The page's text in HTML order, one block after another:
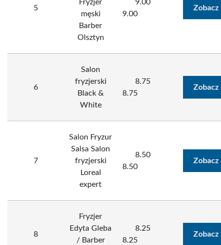
5
Fryzjer
męski
Barber
Olsztyn
9.00
9.00
Zobacz
6
Salon
fryzjerski
Black &
White
8.75
8.75
Zobacz
7
Salon Fryzur
Salsa Salon
fryzjerski
Loreal
expert
8.50
8.50
Zobacz
8
Fryzjer
Edyta Gleba
/ Barber
8.25
8.25
Zobacz